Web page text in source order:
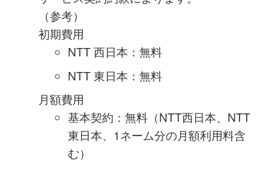
3.フレッツ・v6 オプション料金について
NTT西日本 または NTT 東日本のIP 通信網
サービス契約約款によります。
（参考）
初期費用
NTT 西日本：無料